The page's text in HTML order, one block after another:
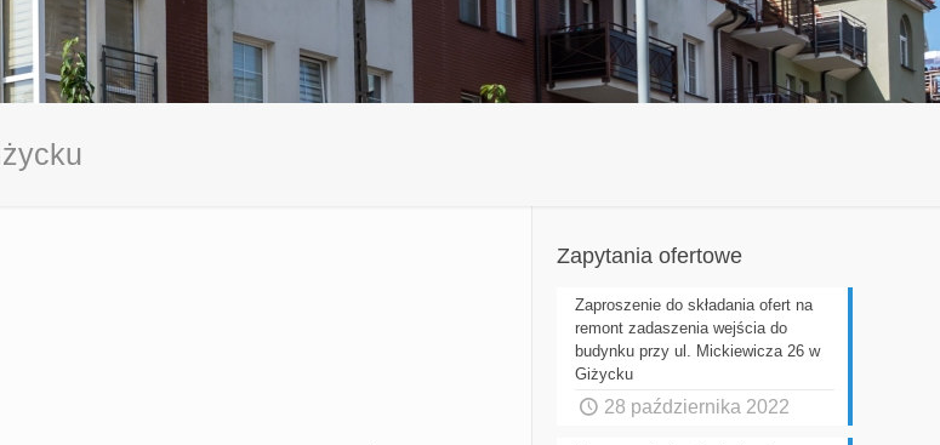
Zapytania ofertowe
Zaproszenie do składania ofert na
remont zadaszenia wejścia do
budynku przy ul. Mickiewicza 26 w
Giżycku
28 października 2022